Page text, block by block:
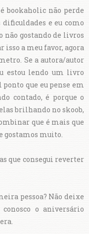
bookaholic não perde
e eu como
não gostando de livros
a meu favor, agora
Se a autora/autor
estou lendo um livro
que eu pense em
contado, é porque o
brilhando no skoob,
que é mais que
gostamos muito.
que consegui reverter
pessoa? Não deixe
o aniversário